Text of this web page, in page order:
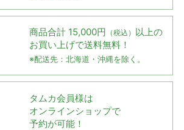
商品合計 15,000円 （税込） 以上の
お買い上げで送料無料！
※配送先：北海道・沖縄を除く。
タムカ会員様は
オンラインショップで
予約が可能！